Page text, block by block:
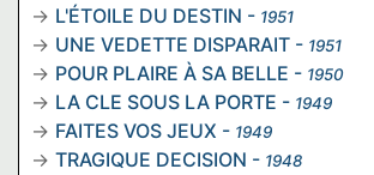
L'ÉTOILE DU DESTIN - 1951
UNE VEDETTE DISPARAIT - 1951
POUR PLAIRE À SA BELLE - 1950
LA CLE SOUS LA PORTE - 1949
FAITES VOS JEUX - 1949
TRAGIQUE DECISION - 1948